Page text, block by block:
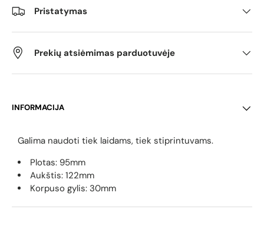
Pristatymas
Prekių atsiėmimas parduotuvėje
INFORMACIJA
Galima naudoti tiek laidams, tiek stiprintuvams.
Plotas: 95mm
Aukštis: 122mm
Korpuso gylis: 30mm